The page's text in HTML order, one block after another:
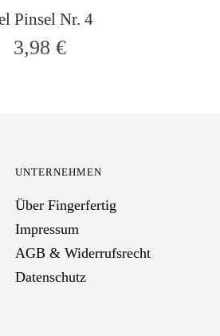
Pinsel Nr. 4
3,98€
UNTERNEHMEN
Über Fingerfertig
Impressum
AGB & Widerrufsrecht
Datenschutz